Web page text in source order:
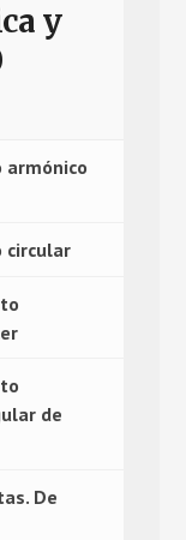
y
armónico
circular
de
De